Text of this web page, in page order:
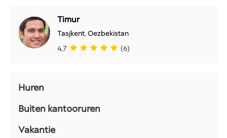
Timur
Tasjkent, Oezbekistan
4,7
(6)
Huren
Buiten kantooruren
Vakantie